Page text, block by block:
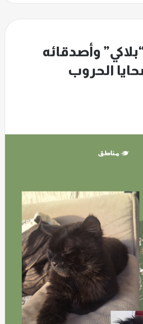
وأصدقائه
الحروب